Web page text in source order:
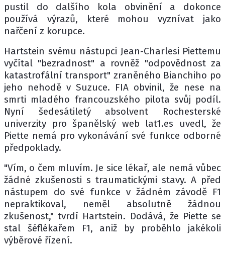
pustil do dalšího kola obvinění a dokonce
používá výrazů, které mohou vyznívat jako
nařčení z korupce.
Hartstein svému nástupci Jean-Charlesi Piettemu
vyčítal "bezradnost" a rovněž "odpovědnost za
katastrofální transport" zraněného Bianchiho po
jeho nehodě v Suzuce. FIA obvinil, že nese na
smrti mladého francouzského pilota svůj podíl.
Nyní šedesátiletý absolvent Rochesterské
univerzity pro španělský web lat1.es uvedl, že
Piette nemá pro vykonávání své funkce odborné
předpoklady.
"Vím, o čem mluvím. Je sice lékař, ale nemá vůbec
žádné zkušenosti s traumatickými stavy. A před
nástupem do své funkce v žádném závodě F1
nepraktikoval, neměl absolutně žádnou
zkušenost," tvrdí Hartstein. Dodává, že Piette se
stal šéflékařem F1, aniž by proběhlo jakékoli
výběrové řízení.